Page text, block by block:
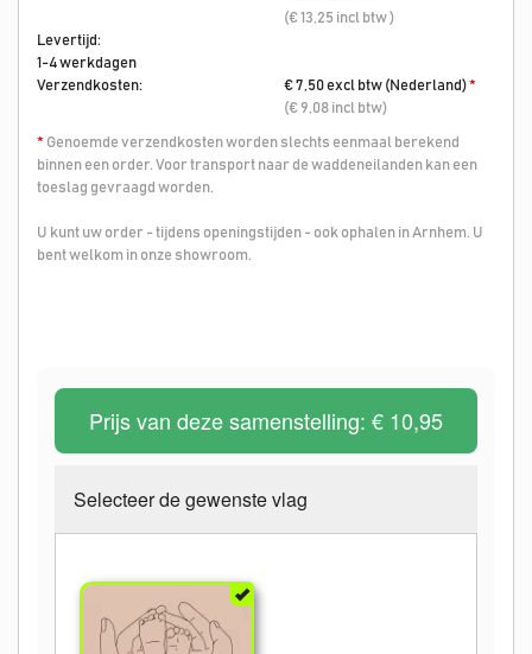
(€ 13,25 incl btw )
Levertijd:
1-4 werkdagen
Verzendkosten:
€ 7,50 excl btw (Nederland)*
(€ 9,08 incl btw)
* Genoemde verzendkosten worden slechts eenmaal berekend
binnen een order. Voor transport naar de waddeneilanden kan een
toeslag gevraagd worden.
U kunt uw order - tijdens openingstijden - ook ophalen in Arnhem. U
bent welkom in onze showroom.
Prijs van deze samenstelling: € 10,95
Selecteer de gewenste vlag